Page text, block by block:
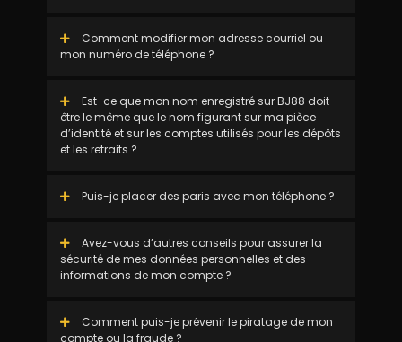
Comment modifier mon adresse courriel ou
mon numéro de téléphone ?
Est-ce que mon nom enregistré sur BJ88 doit
être le même que le nom figurant sur ma pièce
d’identité et sur les comptes utilisés pour les dépôts
et les retraits ?
Puis-je placer des paris avec mon téléphone ?
Avez-vous d’autres conseils pour assurer la
sécurité de mes données personnelles et des
informations de mon compte ?
Comment puis-je prévenir le piratage de mon
compte ou la fraude ?